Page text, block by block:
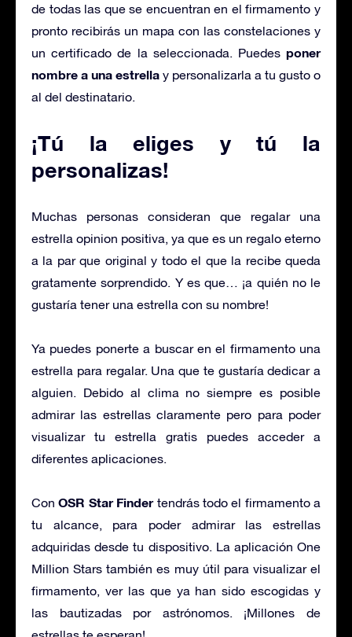
de todas las que se encuentran en el firmamento y
pronto recibirás un mapa con las constelaciones y
un certificado de la seleccionada. Puedes poner
nombre a una estrella y personalizarla a tu gusto o
al del destinatario.
¡Tú la eliges y tú la
personalizas!
Muchas personas consideran que regalar una
estrella opinion positiva, ya que es un regalo eterno
a la par que original y todo el que la recibe queda
gratamente sorprendido. Y es que… ¡a quién no le
gustaría tener una estrella con su nombre!
Ya puedes ponerte a buscar en el firmamento una
estrella para regalar. Una que te gustaría dedicar a
alguien. Debido al clima no siempre es posible
admirar las estrellas claramente pero para poder
visualizar tu estrella gratis puedes acceder a
diferentes aplicaciones.
ConOSR Star Findertendrás todo el firmamento a
tu alcance, para poder admirar las estrellas
adquiridas desde tu dispositivo. La aplicación One
Million Stars también es muy útil para visualizar el
firmamento, ver las que ya han sido escogidas y
las bautizadas por astrónomos. ¡Millones de